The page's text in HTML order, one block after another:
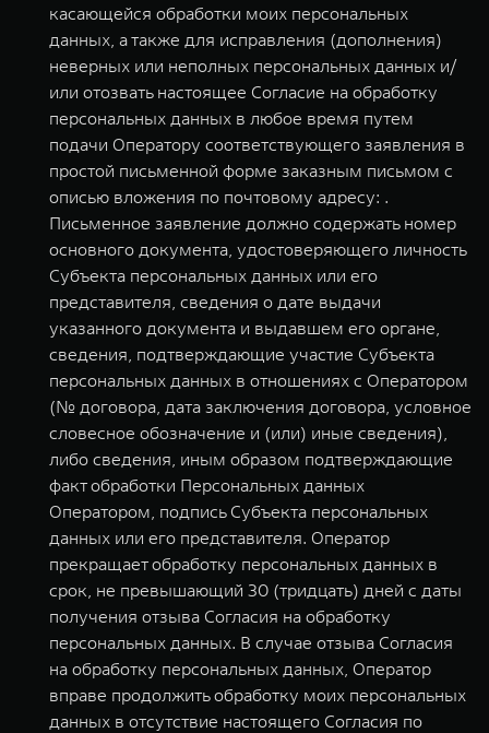
касающейся обработки моих персональных
данных, а также для исправления (дополнения)
неверных или неполных персональных данных и/
или отозвать настоящее Согласие на обработку
персональных данных в любое время путем
подачи Оператору соответствующего заявления в
простой письменной форме заказным письмом с
описью вложения по почтовому адресу: .
Письменное заявление должно содержать номер
основного документа, удостоверяющего личность
Субъекта персональных данных или его
представителя, сведения о дате выдачи
указанного документа и выдавшем его органе,
сведения, подтверждающие участие Субъекта
персональных данных в отношениях с Оператором
(№ договора, дата заключения договора, условное
словесное обозначение и (или) иные сведения),
либо сведения, иным образом подтверждающие
факт обработки Персональных данных
Оператором, подпись Субъекта персональных
данных или его представителя. Оператор
прекращает обработку персональных данных в
срок, не превышающий 30 (тридцать) дней с даты
получения отзыва Согласия на обработку
персональных данных. В случае отзыва Согласия
на обработку персональных данных, Оператор
вправе продолжить обработку моих персональных
данных в отсутствие настоящего Согласия по